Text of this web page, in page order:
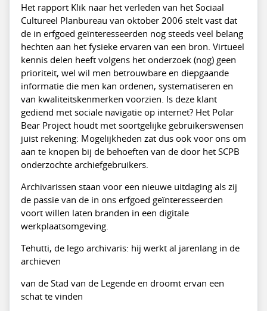
Het rapport Klik naar het verleden van het Sociaal
Cultureel Planbureau van oktober 2006 stelt vast dat
de in erfgoed geïnteresseerden nog steeds veel belang
hechten aan het fysieke ervaren van een bron. Virtueel
kennis delen heeft volgens het onderzoek (nog) geen
prioriteit, wel wil men betrouwbare en diepgaande
informatie die men kan ordenen, systematiseren en
van kwaliteitskenmerken voorzien. Is deze klant
gediend met sociale navigatie op internet? Het Polar
Bear Project houdt met soortgelijke gebruikerswensen
juist rekening: Mogelijkheden zat dus ook voor ons om
aan te knopen bij de behoeften van de door het SCPB
onderzochte archiefgebruikers.
Archivarissen staan voor een nieuwe uitdaging als zij
de passie van de in ons erfgoed geïnteresseerden
voort willen laten branden in een digitale
werkplaatsomgeving.
Tehutti, de lego archivaris: hij werkt al jarenlang in de
archieven
van de Stad van de Legende en droomt ervan een
schat te vinden